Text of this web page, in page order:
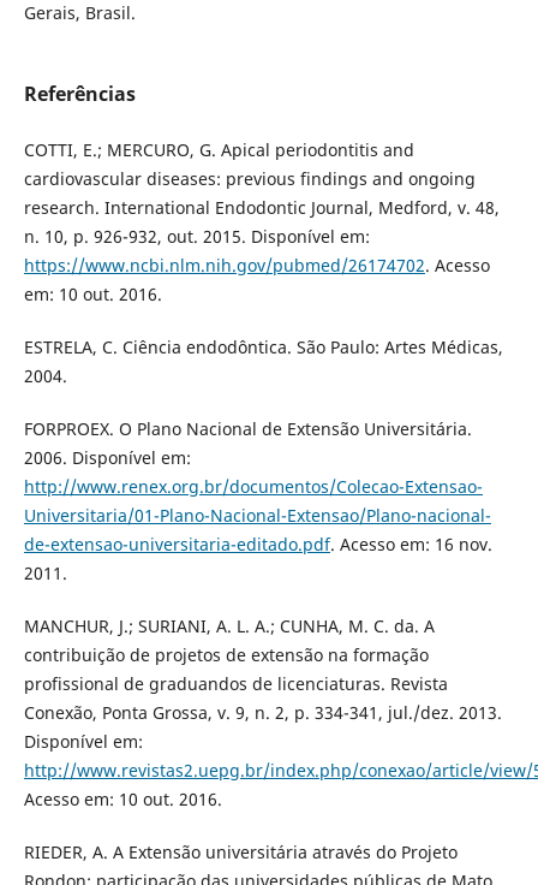
Gerais, Brasil.
Referências
COTTI, E.; MERCURO, G. Apical periodontitis and
cardiovascular diseases: previous findings and ongoing
research. International Endodontic Journal, Medford, v. 48,
n. 10, p. 926-932, out. 2015. Disponível em:
https://www.ncbi.nlm.nih.gov/pubmed/26174702. Acesso
em: 10 out. 2016.
ESTRELA, C. Ciência endodôntica. São Paulo: Artes Médicas,
2004.
FORPROEX. O Plano Nacional de Extensão Universitária.
2006. Disponível em:
http://www.renex.org.br/documentos/Colecao-Extensao-
Universitaria/01-Plano-Nacional-Extensao/Plano-nacional-
de-extensao-universitaria-editado.pdf. Acesso em: 16 nov.
2011.
MANCHUR, J.; SURIANI, A. L. A.; CUNHA, M. C. da. A
contribuição de projetos de extensão na formação
profissional de graduandos de licenciaturas. Revista
Conexão, Ponta Grossa, v. 9, n. 2, p. 334-341, jul./dez. 2013.
Disponível em:
http://www.revistas2.uepg.br/index.php/conexao/article/view/
Acesso em: 10 out. 2016.
RIEDER, A. A Extensão universitária através do Projeto